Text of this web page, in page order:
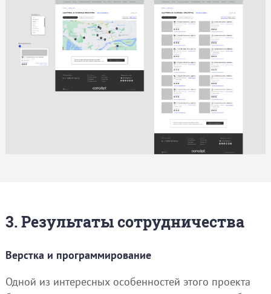
3. Результаты сотрудничества
Верстка и программирование
Одной из интересных особенностей этого проекта